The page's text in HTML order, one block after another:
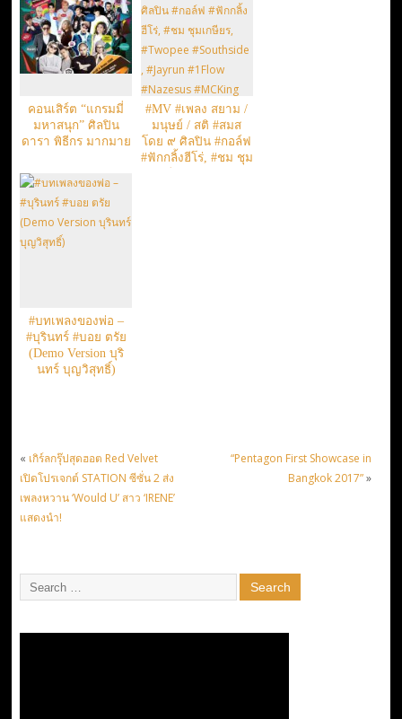
คอนเสิร์ต “แกรมมี่
มหาสนุก” ศิลปิน
ดารา พิธีกร มากมาย
#MV #เพลง สยาม /
มนุษย์ / สติ #สมส
โดย ๙ ศิลปิน #กอล์ฟ
#ฟักกลิ้งฮีโร่, #ชม ชุม
#บทเพลงของพ่อ –
#บุรินทร์ #บอย ตรัย
(Demo Version บุริ
นทร์ บุญวิสุทธิ์)
« เกิร์ลกรุ๊ปสุดฮอต Red Velvet
เปิดโปรเจกต์ STATION ซีซั่น 2 ส่ง
เพลงหวาน ‘Would U’ สาว ‘IRENE’
แสดงนำ!
“Pentagon First Showcase in
Bangkok 2017”»